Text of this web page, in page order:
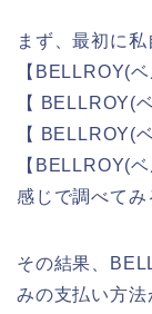
まず、最初に
【BELLROY(
【 BELLROY(
【 BELLROY(
【BELLROY(
感じで調べてみ
その結果、
みの支払い方